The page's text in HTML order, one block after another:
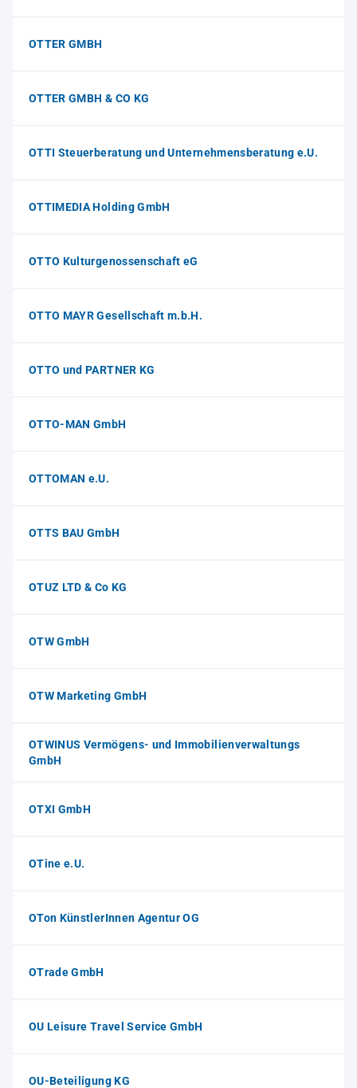
OTTER GMBH
OTTER GMBH & CO KG
OTTI Steuerberatung und Unternehmensberatung e.U.
OTTIMEDIA Holding GmbH
OTTO Kulturgenossenschaft eG
OTTO MAYR Gesellschaft m.b.H.
OTTO und PARTNER KG
OTTO-MAN GmbH
OTTOMAN e.U.
OTTS BAU GmbH
OTUZ LTD & Co KG
OTW GmbH
OTW Marketing GmbH
OTWINUS Vermögens- und Immobilienverwaltungs
GmbH
OTXI GmbH
OTine e.U.
OTon KünstlerInnen Agentur OG
OTrade GmbH
OU Leisure Travel Service GmbH
OU-Beteiligung KG